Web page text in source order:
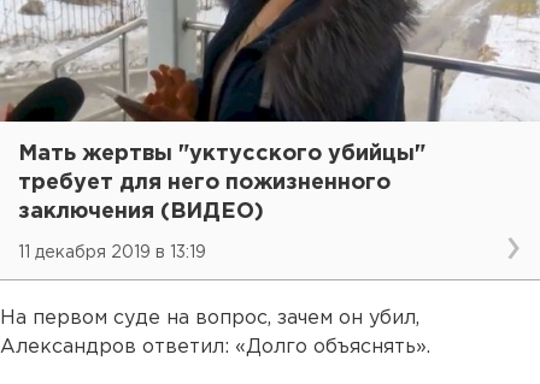
Мать жертвы "уктусского убийцы"
требует для него пожизненного
заключения (ВИДЕО)
11 декабря 2019 в 13:19
На первом суде на вопрос, зачем он убил,
Александров ответил: «Долго объяснять».